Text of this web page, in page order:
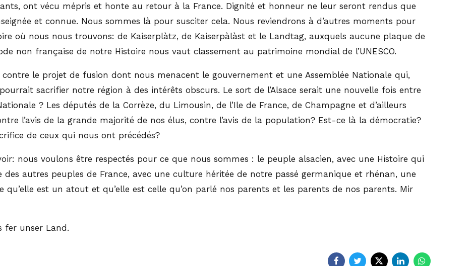
ont vécu mépris et honte au retour à la France. Dignité et honneur ne leur seront rendus que
et connue. Nous sommes là pour susciter cela. Nous reviendrons à d’autres moments pour
où nous nous trouvons: de Kaiserplàtz, de Kaiserpàlàst et le Landtag, auxquels aucune plaque de
non française de notre Histoire nous vaut classement au patrimoine mondial de l’UNESCO.
le projet de fusion dont nous menacent le gouvernement et une Assemblée Nationale qui,
sacrifier notre région à des intérêts obscurs. Le sort de l’Alsace serait une nouvelle fois entre
? Les députés de la Corrèze, du Limousin, de l’Ile de France, de Champagne et d’ailleurs
l’avis de la grande majorité de nos élus, contre l’avis de la population? Est-ce là la démocratie?
de ceux qui nous ont précédés?
nous voulons être respectés pour ce que nous sommes : le peuple alsacien, avec une Histoire qui
des autres peuples de France, avec une culture héritée de notre passé germanique et rhénan, une
qu’elle est un atout et qu’elle est celle qu’on parlé nos parents et les parents de nos parents. Mir
fer unser Land.